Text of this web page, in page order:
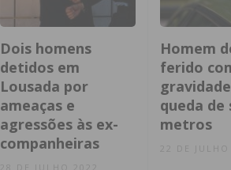
Dois homens
detidos em
Lousada por
ameaças e
agressões às ex-
companheiras
Homem
ferido
queda de
metros